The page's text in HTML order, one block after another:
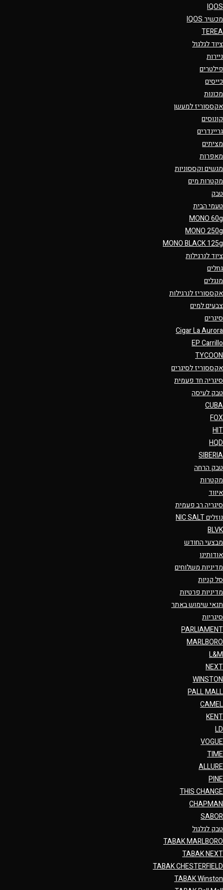
IQOS
מכשיר IQOS
TEREA
ציוד לגלגול
ניירות
פילטרים
כייסים
מכונות
אקססוריז למעשן
קונוסים
גריינדרים
מציתים
מאפרות
מגשים וקססוניות
מקטרות מים
טבק
טעמי הבית
MONO 60g
MONO 250g
MONO BLACK 125g
ציוד לנרגילות
גחלים
מנגלים
אקססוריז לנרגילות
צבעים למים
סיגרים
Cigar La Aurora
EP Carrillo
TYCOON
אקססוריז לסיגרים
סיגריה חד פעמית
טבק לעיסה
CUBA
FOX
HIT
HQD
SIBERIA
טבק הרחה
מקטרות
איווד
סיגריה רב פעמית
נוזלים NIC SALT
BLVK
מבצעי החודש
אודותינו
מדיניות משלוחים
סל קניות
מדיניות פרטיות
תנאי שימוש באתר
סיגריות
PARLIAMENT
MARLBORO
L&M
NEXT
WINSTON
PALL MALL
CAMEL
KENT
LD
VOGUE
TIME
ALLURE
PINE
THIS CHANGE
CHAPMAN
SABOR
טבק לגלגול
TABAK MARLBORO
TABAK NEXT
TABAK CHESTERFIELD
TABAK Winston